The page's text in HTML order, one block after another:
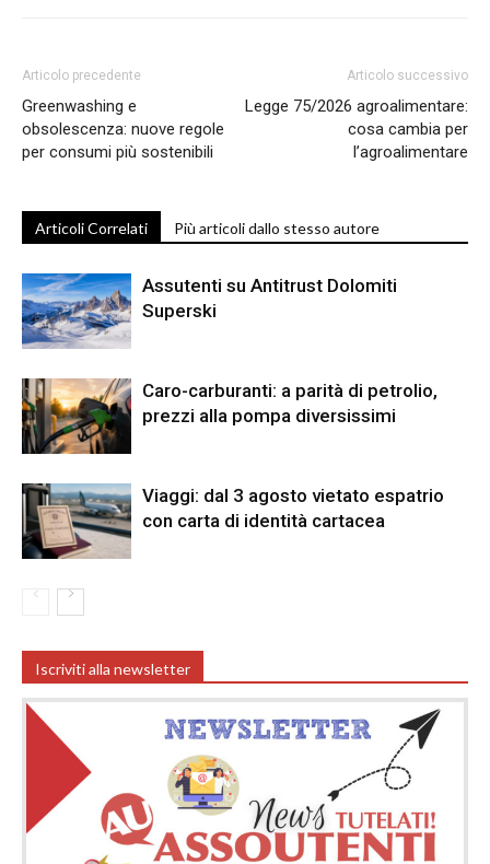
Articolo precedente
Greenwashing e
obsolescenza: nuove regole
per consumi più sostenibili
Articolo successivo
Legge 75/2026 agroalimentare:
cosa cambia per
l’agroalimentare
Articoli Correlati Più articoli dallo stesso autore
Assutenti su Antitrust Dolomiti
Superski
Caro-carburanti: a parità di petrolio,
prezzi alla pompa diversissimi
Viaggi: dal 3 agosto vietato espatrio
con carta di identità cartacea
Iscriviti alla newsletter